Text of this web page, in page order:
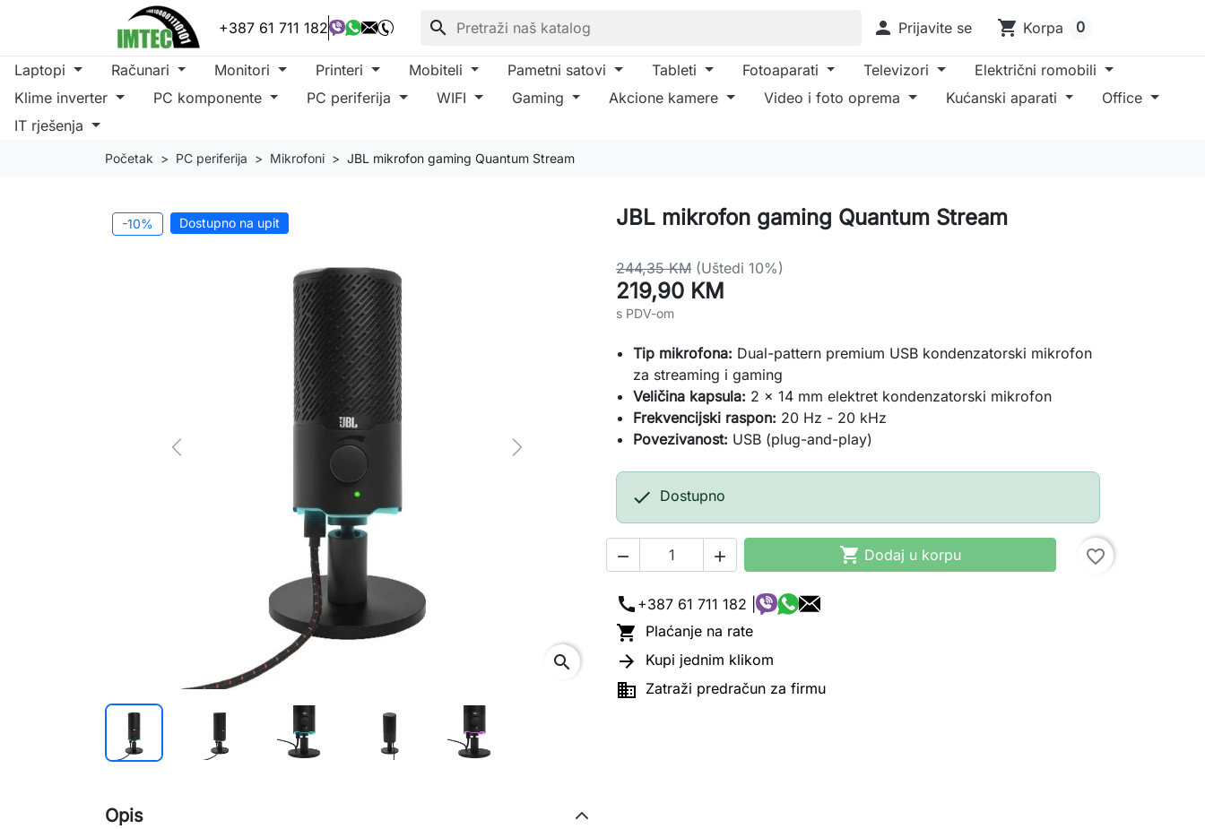
+387 61 711 182 search  Prijavite se shopping_cart Korpa 0
Laptopi Računari Monitori Printeri Mobiteli Pametni satovi Tableti Fotoaparati Televizori
Električni romobili
Klime inverter
PC komponente PC periferija WIFI Gaming Akcione kamere Video i foto oprema Kućanski aparati
Office
IT rješenja
Početak PC periferija Mikrofoni JBL mikrofon gaming Quantum Stream
-10% Dostupno na upit
Previous Next
search
JBL mikrofon gaming Quantum Stream
244,35 KM (Uštedi 10%)
219,90 KM
s PDV-om
Tip mikrofona: Dual-pattern premium USB kondenzatorski mikrofon
za streaming i gaming
Veličina kapsula: 2 x 14 mm elektret kondenzatorski mikrofon
Frekvencijski raspon: 20 Hz - 20 kHz
Povezivanost: USB (plug-and-play)
 Dostupno
   Dodaj u korpu favorite_border
call +387 61 711 182 |
 Plaćanje na rate
 Kupi jednim klikom
 Zatraži predračun za firmu
Opis